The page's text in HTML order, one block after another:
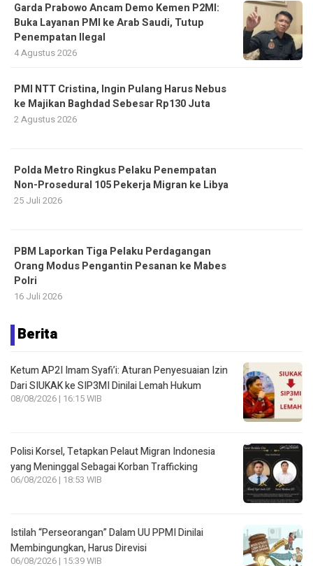
Garda Prabowo Ancam Demo Kemen P2MI:
Buka Layanan PMI ke Arab Saudi, Tutup
Penempatan Ilegal
4 Agustus 2026
PMI NTT Cristina, Ingin Pulang Harus Nebus
ke Majikan Baghdad Sebesar Rp130 Juta
2 Agustus 2026
Polda Metro Ringkus Pelaku Penempatan
Non-Prosedural 105 Pekerja Migran ke Libya
25 Juli 2026
PBM Laporkan Tiga Pelaku Perdagangan
Orang Modus Pengantin Pesanan ke Mabes
Polri
16 Juli 2026
Berita
Ketum AP2I Imam Syafi’i: Aturan Penyesuaian Izin
Dari SIUKAK ke SIP3MI Dinilai Lemah Hukum
08/08/2026 | 16:15 WIB
Polisi Korsel, Tetapkan Pelaut Migran Indonesia
yang Meninggal Sebagai Korban Trafficking
06/08/2026 | 18:53 WIB
Istilah “Perseorangan” Dalam UU PPMI Dinilai
Membingungkan, Harus Direvisi
06/08/2026 | 15:39 WIB